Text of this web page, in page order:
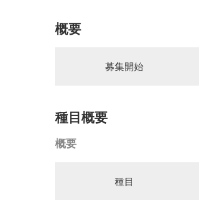
概要
募集開始
種目概要
概要
種目